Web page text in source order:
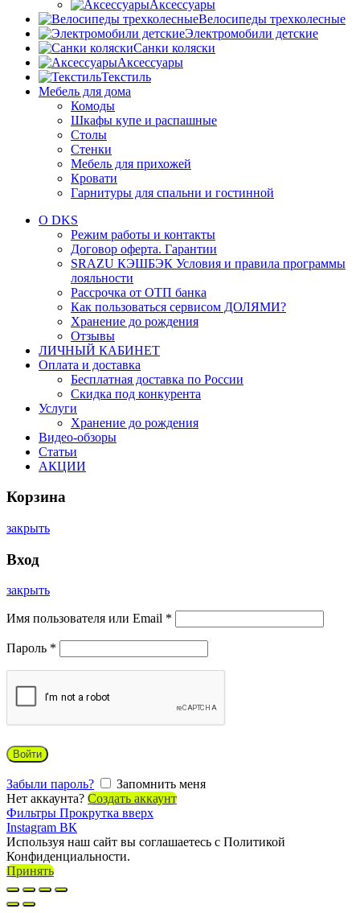
Аксессуары
Велосипеды трехколесные
Электромобили детские
Санки коляски
Аксессуары
Текстиль
Мебель для дома
Комоды
Шкафы купе и распашные
Столы
Стенки
Мебель для прихожей
Кровати
Гарнитуры для спальни и гостинной
О DKS
Режим работы и контакты
Договор оферта. Гарантии
SRAZU КЭШБЭК Условия и правила программы
лояльности
Рассрочка от ОТП банка
Как пользоваться сервисом ДОЛЯМИ?
Хранение до рождения
Отзывы
ЛИЧНЫЙ КАБИНЕТ
Оплата и доставка
Бесплатная доставка по России
Скидка под конкурента
Услуги
Хранение до рождения
Видео-обзоры
Статьи
АКЦИИ
Корзина
закрыть
Вход
закрыть
Имя пользователя или Email *
Пароль *
Войти
Забыли пароль?
Запомнить меня
Нет аккаунта? Создать аккаунт
Фильтры Прокрутка вверх
Instagram ВК
Используя наш сайт вы соглашаетесь с Политикой
Конфиденциальности.
Принять